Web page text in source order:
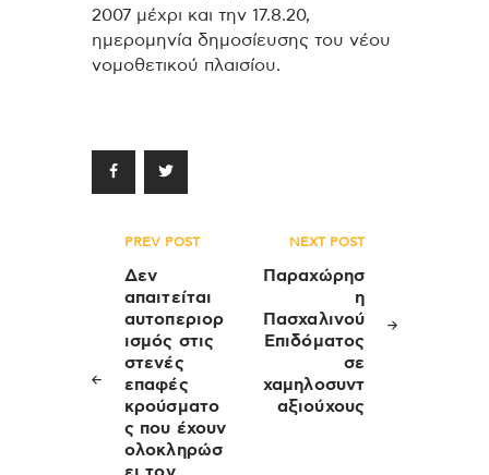
2007 μέχρι και την 17.8.20,
ημερομηνία δημοσίευσης του νέου
νομοθετικού πλαισίου.
Πλοήγηση
άρθρων
PREV POST
Δεν
απαιτείται
αυτοπεριορ
ισμός στις
στενές
επαφές
κρούσματο
ς που έχουν
ολοκληρώσ
NEXT POST
Παραχώρησ
η
Πασχαλινού
Επιδόματος
σε
χαμηλοσυντ
αξιούχους